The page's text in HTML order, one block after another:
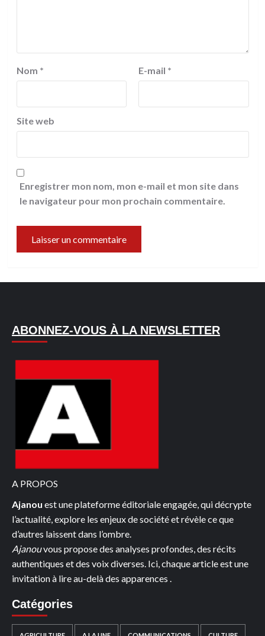
Nom * E-mail *
Site web
Enregistrer mon nom, mon e-mail et mon site dans
le navigateur pour mon prochain commentaire.
ABONNEZ-VOUS À LA NEWSLETTER
A PROPOS
Ajanou est une plateforme éditoriale engagée, qui décrypte
l’actualité, explore les enjeux de société et révèle ce que
d’autres laissent dans l’ombre.
Ajanouvous propose des analyses profondes, des récits
authentiques et des voix diverses. Ici, chaque article est une
invitation à lire au-delà des apparences .
Catégories